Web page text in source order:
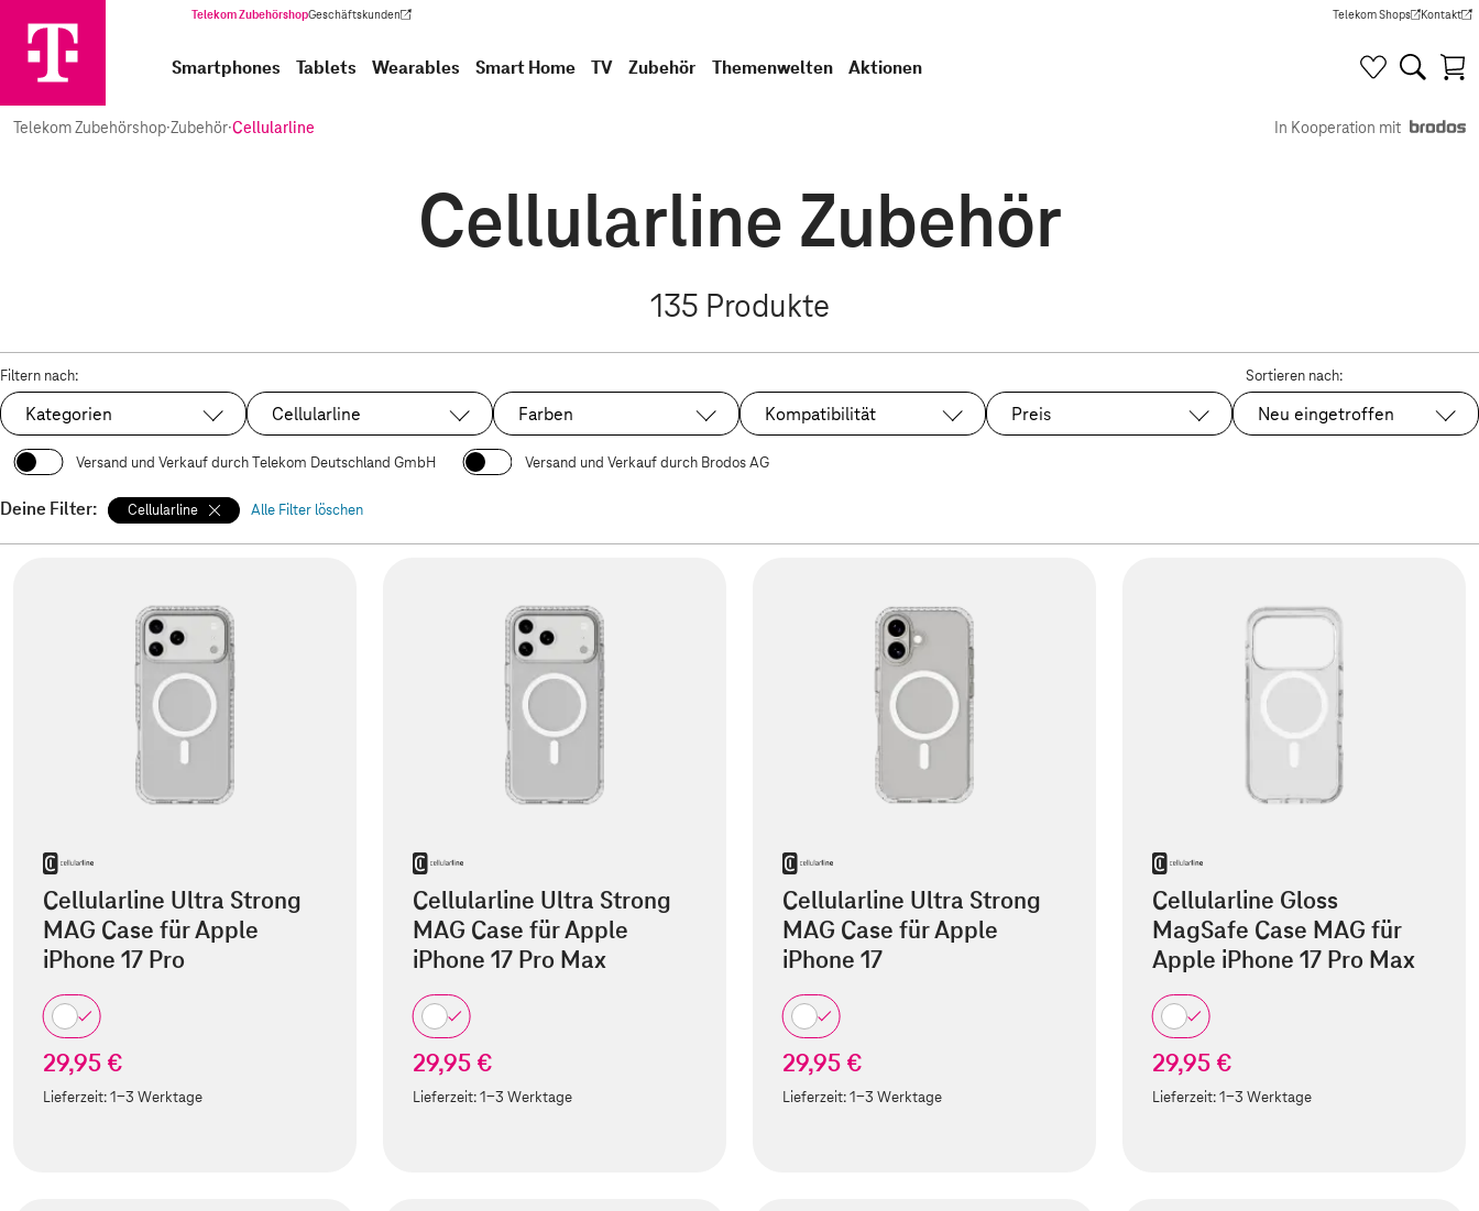
Telekom ZubehörshopGeschäftskunden
(Wird in einem neuen Tab geöffnet) Telekom Shops
(Wird in einem neuen Tab
Kontakt
(Wird in
Smartphones Tablets Wearables Smart Home TV Zubehör Themenwelten Aktionen
Telekom Zubehörshop·Zubehör·Cellularline In Kooperation mit
Cellularline Zubehör
135 Produkte
Filtern nach:
Kategorien Ausgewählt:
Cellularline Farben Kompatibilität Preis
Sortieren nach:
Ausgewählt:
Neu eingetroffen
Versand und Verkauf durch Telekom Deutschland GmbH Versand und Verkauf durch Brodos AG
Deine Filter: Cellularline Alle Filter löschen
Cellularline Ultra Strong
MAG Case für Apple
iPhone 17 Pro
29,95 €
Lieferzeit:1-3 Werktage
Cellularline Ultra Strong
MAG Case für Apple
iPhone 17 Pro Max
29,95 €
Lieferzeit:1-3 Werktage
Cellularline Ultra Strong
MAG Case für Apple
iPhone 17
29,95 €
Lieferzeit:1-3 Werktage
Cellularline Gloss
MagSafe Case MAG für
Apple iPhone 17 Pro Max
29,95 €
Lieferzeit:1-3 Werktage